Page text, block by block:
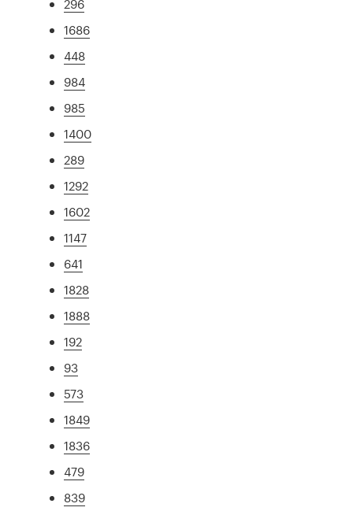
296
1686
448
984
985
1400
289
1292
1602
1147
641
1828
1888
192
93
573
1849
1836
479
839